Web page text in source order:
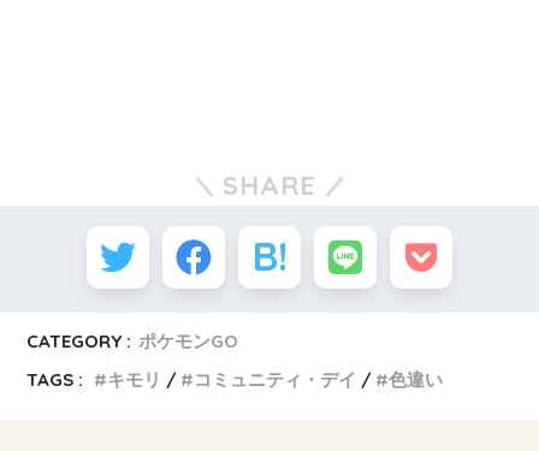
SHARE
CATEGORY : ポケモンGO
TAGS :
キモリ コミュニティ・デイ 色違い